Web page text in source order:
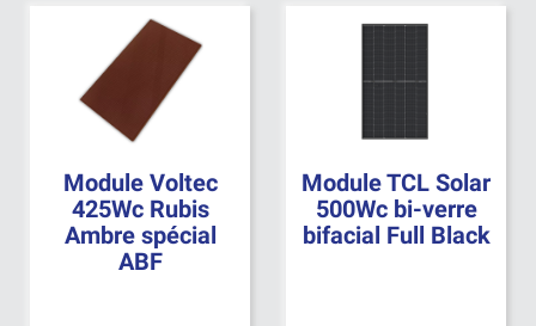
Module Voltec
425Wc Rubis
Ambre spécial
ABF
Module TCL Solar
500Wc bi-verre
bifacial Full Black